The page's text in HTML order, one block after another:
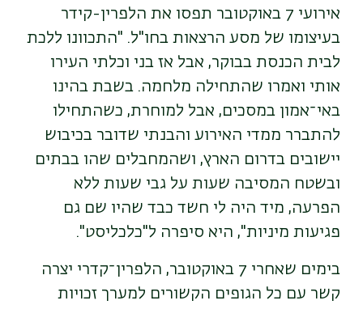
אירועי 7 באוקטובר תפסו את הלפרין-קידר
בעיצומו של מסע הרצאות בחו"ל. "התכוונו ללכת
לבית הכנסת בבוקר, אבל אז בני וכלתי העירו
אותי ואמרו שהתחילה מלחמה. בשבת בהינו
באי־אמון במסכים, אבל למוחרת, כשהתחילו
להתברר ממדי האירוע והבנתי שדובר בכיבוש
יישובים בדרום הארץ, ושהמחבלים שהו בבתים
ובשטח המסיבה שעות על גבי שעות ללא
הפרעה, מיד היה לי חשד כבד שהיו שם גם
פגיעות מיניות", היא סיפרה ל"כלכליסט".
בימים שאחרי 7 באוקטובר, הלפרין־קדרי יצרה
קשר עם כל הגופים הקשורים למערך זכויות